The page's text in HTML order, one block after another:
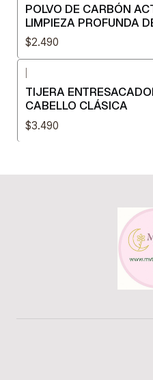
POLVO DE CARBÓN
LIMPIEZA PROFUNDA
$2.490
TIJERA
CABELLO CLÁSICA
$3.490